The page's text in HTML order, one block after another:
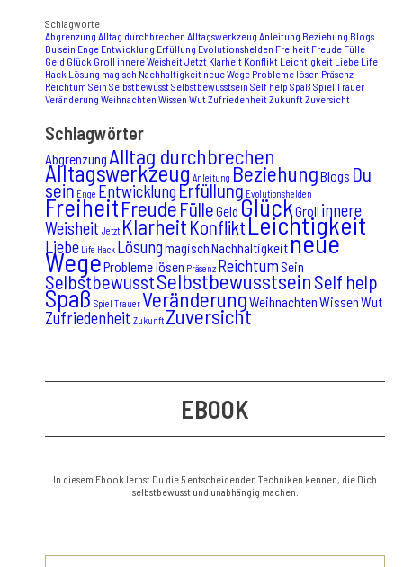
Schlagworte
Abgrenzung Alltag durchbrechen Alltagswerkzeug Anleitung Beziehung Blogs
Du sein Enge Entwicklung Erfüllung Evolutionshelden Freiheit Freude Fülle
Geld Glück Groll innere WeisheitJetzt Klarheit Konflikt Leichtigkeit Liebe Life
Hack Lösung magisch Nachhaltigkeit neue Wege Probleme lösen Präsenz
Reichtum Sein SelbstbewusstSelbstbewusstsein Self help Spaß Spiel Trauer
Veränderung Weihnachten Wissen WutZufriedenheitZukunftZuversicht
Schlagwörter
Abgrenzung Alltag durchbrechen
AlltagswerkzeugAnleitung BeziehungBlogs Du
sein Enge Entwicklung Erfüllung Evolutionshelden
FreiheitFreude FülleGeldGlückGroll innere
Weisheit Jetzt Klarheit KonfliktLeichtigkeit
Liebe Life Hack LösungmagischNachhaltigkeitneue
WegeProbleme lösen Präsenz ReichtumSein
SelbstbewusstSelbstbewusstsein Self help
SpaßSpiel Trauer VeränderungWeihnachtenWissenWut
Zufriedenheit Zukunft Zuversicht
EBOOK
In diesem Ebook lernst Du die 5 entscheidenden Techniken kennen, die Dich
selbstbewusst und unabhängig machen.